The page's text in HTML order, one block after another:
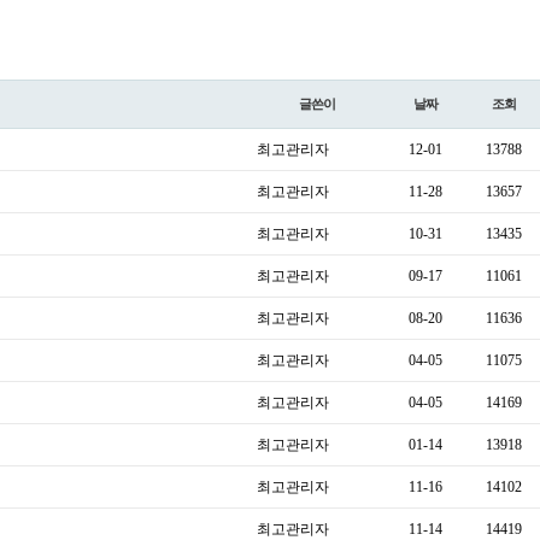
글쓴이 날짜 조회
최고관리자 12-01 13788
최고관리자 11-28 13657
최고관리자 10-31 13435
최고관리자 09-17 11061
최고관리자 08-20 11636
최고관리자 04-05 11075
최고관리자 04-05 14169
최고관리자 01-14 13918
최고관리자 11-16 14102
최고관리자 11-14 14419